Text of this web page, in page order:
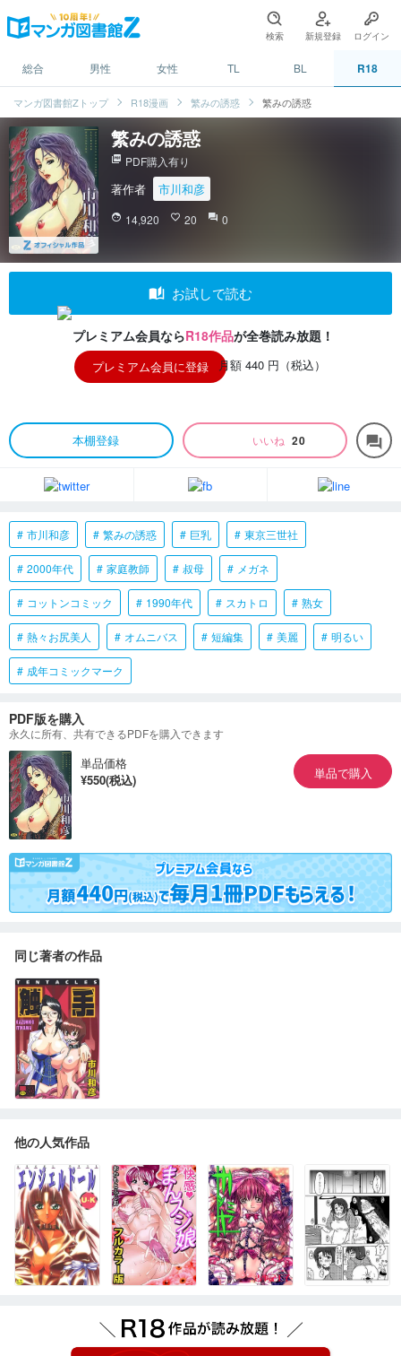
検索 新規登録 ログイン
総合 男性 女性 TL BL R18
マンガ図書館Zトップ R18漫画 繁みの誘惑 繁みの誘惑
繁みの誘惑
picture_as_pdf PDF購入有り
著作者 市川和彦
face 14,920 favorite_border 20 question_answer 0
auto_stories お試しで読む
プレミアム会員ならR18作品が全巻読み放題！
プレミアム会員に登録 月額 440 円（税込）
本棚登録 いいね 20 forum
市川和彦 繁みの誘惑 巨乳 東京三世社
2000年代 家庭教師 叔母 メガネ
コットンコミック 1990年代 スカトロ 熟女
熱々お尻美人 オムニバス 短編集 美麗 明るい
成年コミックマーク
PDF版を購入
永久に所有、共有できるPDFを購入できます
単品価格
¥550(税込)
単品で購入
同じ著者の作品
他の人気作品